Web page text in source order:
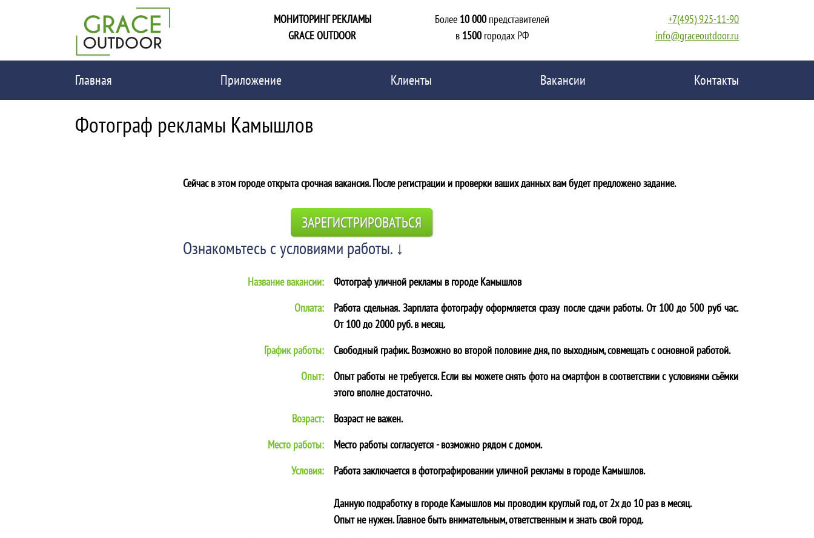
МОНИТОРИНГ РЕКЛАМЫ
GRACE OUTDOOR
Более 10 000представителей
в 1500городах РФ
+7(495) 925-11-90
info@graceoutdoor.ru
Главная Приложение Клиенты Вакансии Контакты
Фотограф рекламы Камышлов
Сейчас в этом городе открыта срочная вакансия. После регистрации и проверки ваших данных вам будет предложено задание.
ЗАРЕГИСТРИРОВАТЬСЯ
Ознакомьтесь с условиями работы. ↓
Название вакансии: Фотограф уличной рекламы в городеКамышлов
Оплата:
Работа сдельная. Зарплата фотографу оформляется сразу после сдачи работы. От 100 до 500 руб час.
От 100 до 2000 руб. в месяц.
График работы:
Свободный график. Возможно во второй половине дня, по выходным, совмещать с основной работой.
Опыт:
Опыт работы не требуется. Если вы можете снять фото на смартфон в соответствии с условиями съёмки
этого вполне достаточно.
Возраст:
Возраст не важен.
Место работы:
Место работы согласуется - возможно рядом с домом.
Условия:
Работа заключается в фотографировании уличной рекламы в городеКамышлов.
Данную подработку в городеКамышловмы проводим круглый год, от 2х до 10 раз в месяц.
Опыт не нужен. Главное быть внимательным, ответственным и знать свой город.